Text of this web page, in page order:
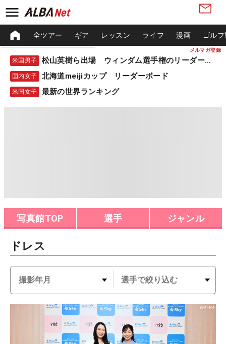
メルマガ登録
全ツアー ギア レッスン ライフ 漫画 ゴル
米国男子 松山英樹ら出場 ウィンダム選手権のリーダーボード
国内女子 北海道meijiカップ リーダーボード
米国女子 最新の世界ランキング
写真館TOP 選手 ジャンル
ドレス